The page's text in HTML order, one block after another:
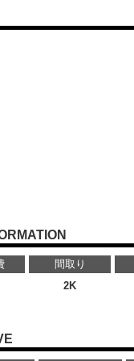
間取り
2K